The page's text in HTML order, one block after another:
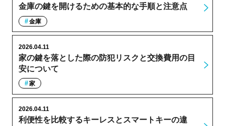
金庫の鍵を開けるための基本的な手順と注意点
金庫
家の鍵を落とした際の防犯リスクと交換費用の目
安について
2026.04.11
家
利便性を比較するキーレスとスマートキーの違
2026.04.11